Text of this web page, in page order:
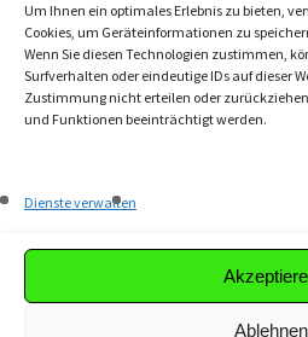
Um Ihnen ein optimales Erlebnis zu bieten,
Cookies, um Geräteinformationen zu
Wenn Sie diesen Technologien zustimmen,
Surfverhalten oder eindeutige IDs auf dieser
Zustimmung nicht erteilen oder
und Funktionen beeinträchtigt werden.
Dienste verwalten
Ablehnen
Textbest-Prinzip
Workshops
Referenzen
Karriere